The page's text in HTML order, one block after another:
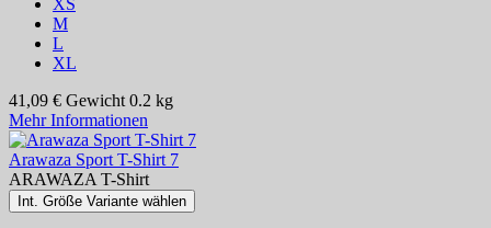
M
L
XL
41,09 € Gewicht 0.2 kg
Mehr Informationen
Arawaza Sport T-Shirt 7
ARAWAZA T-Shirt
Int. Größe Variante wählen